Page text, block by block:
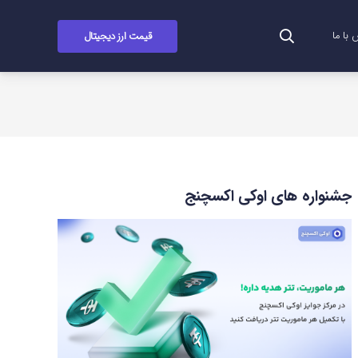
با ما قیمت ارز دیجیتال
جشنواره های اوکی اکسچنج